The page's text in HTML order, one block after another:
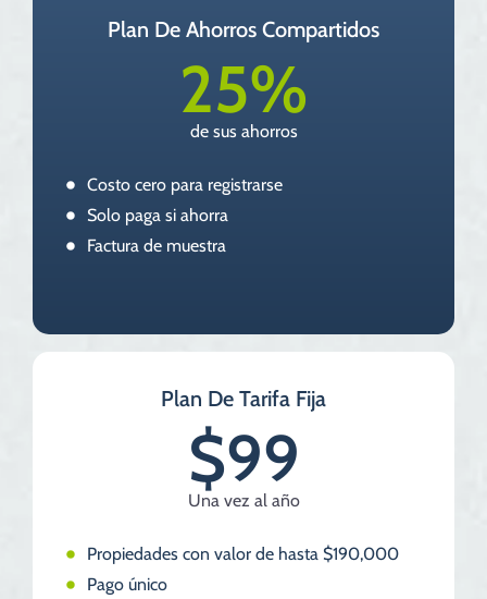
Plan De Ahorros Compartidos
25%
de sus ahorros
Costo cero para registrarse
Solo paga si ahorra
Factura de muestra
Plan De Tarifa Fija
$99
Una vez al año
Propiedades con valor de hasta $190,000
Pago único